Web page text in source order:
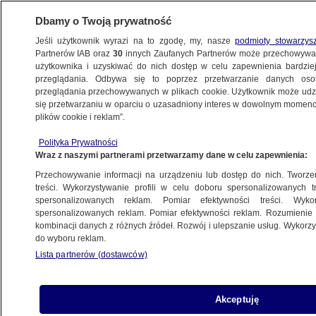
POLSKA
Konstytucyjny i NSA musimy ukształtować
de novo
Oprac.Adam Styczek
31.03.2026, 11:44
Posłuchaj artykułu
Dbamy o Twoją prywatność
Jeśli użytkownik wyrazi na to zgodę, my, naszepodmioty
Partnerów IAB oraz30 innych Zaufanych Partnerów może
użytkownika i uzyskiwać do nich dostęp w celu zapewnienia
przeglądania. Odbywa się to poprzez przetwarzanie danych
przeglądania przechowywanych w plikach cookie. Użytkownik może
się przetwarzaniu w oparciu o uzasadniony interes w dowolnym
plików cookie i reklam”.
Polityka Prywatności
Wraz z naszymi partnerami przetwarzamy dane w celu zapewnienia:
Przechowywanie informacji na urządzeniu lub dostęp do nich.
treści. Wykorzystywanie profili w celu doboru spersonalizowanych
spersonalizowanych reklam. Pomiar efektywności treści.
spersonalizowanych reklam. Pomiar efektywności reklam.
kombinacji danych z różnych źródeł. Rozwój i ulepszanie usług.
do wyboru reklam.
Lista partnerów (dostawców)
Akceptuję